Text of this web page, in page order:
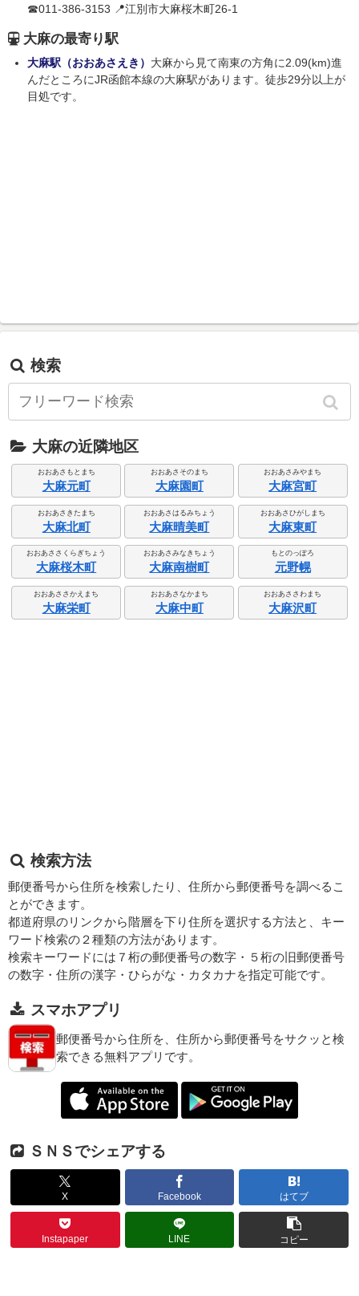
☎011-386-3153 📍江別市大麻桜木町26-1
大麻の最寄り駅
大麻駅（おおあさえき） 大麻から見て南東の方角に2.09(km)進
んだところにJR函館本線の大麻駅があります。徒歩29分以上が
目処です。
検索
大麻の近隣地区
おおあさもとまち
大麻元町
おおあさそのまち
大麻園町
おおあさみやまち
大麻宮町
おおあさきたまち
大麻北町
おおあさはるみちょう
大麻晴美町
おおあさひがしまち
大麻東町
おおあささくらぎちょう
大麻桜木町
おおあさみなきちょう
大麻南樹町
もとのっぽろ
元野幌
おおあささかえまち
大麻栄町
おおあさなかまち
大麻中町
おおあささわまち
大麻沢町
検索方法
郵便番号から住所を検索したり、住所から郵便番号を調べるこ
とができます。
都道府県のリンクから階層を下り住所を選択する方法と、キー
ワード検索の２種類の方法があります。
検索キーワードには７桁の郵便番号の数字・５桁の旧郵便番号
の数字・住所の漢字・ひらがな・カタカナを指定可能です。
スマホアプリ
郵便番号から住所を、住所から郵便番号をサクッと検
索できる無料アプリです。
ＳＮＳでシェアする
X Facebook はてブ
Instapaper LINE コピー